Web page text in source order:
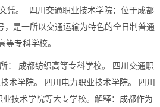
凭。- 四川交通职业技术学院：位于成都
是一所以交通运输为特色的全日制普通
等专科学校。
： 成都纺织高等专科学校。 四川交通职
术学院。 四川电力职业技术学院。 四川
技术学院等大专学校。解释：成都作为